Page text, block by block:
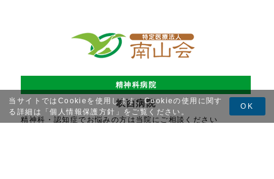
当サイトではCookieを使用します。Cookieの使用に関す
る詳細は「個人情報保護方針 」をご覧ください。
OK
精神科病院
峡西病院
精神科・認知症でお悩みの方は当院にご相談ください